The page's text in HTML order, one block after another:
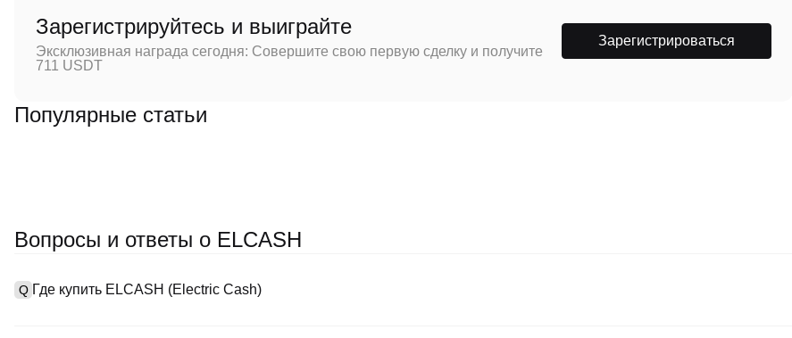
Зарегистрируйтесь и выиграйте
Эксклюзивная награда сегодня: Совершите свою первую сделку и получите
711 USDT
Зарегистрироваться
Популярные статьи
Вопросы и ответы о ELCASH
Q Где купить ELCASH (Electric Cash)